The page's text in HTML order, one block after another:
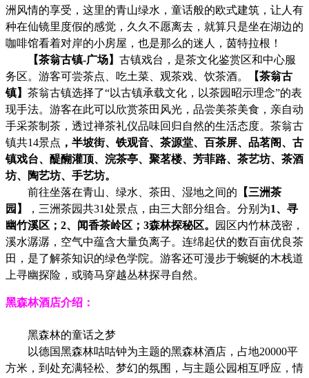
洲风情的享受，这里的青山绿水，童话般的欧式建筑，让人有
种在仙镜里度假的感觉，久久不愿离去，就算只是坐在湖边的
咖啡馆看着对岸的小房屋，也是那么的迷人，茵特拉根！
【茶翁古镇-广场】 古镇戏台 ， 是茶文化鉴赏区和中心服
务区。游客可尝茶点、吃土菜、观茶戏、饮茶酒。
【茶翁古
镇】 茶翁古镇选择了“以古镇承载文化，以茶园昭示理念”的表
现手法。游客在此可以欣赏茶田风光，品尝美茶美食，亲自动
手采茶制茶，透过禅茶礼仪品味回归自然的生活态度。茶翁古
镇共14景点 ，半坡街、铁观音、茶源堂、百茶屏、品茗阁、古
镇戏台、醍醐灌顶、浣茶亭、聚茗楼、芳菲路、茶艺坊、茶酒
坊、陶艺坊、手艺坊。
前往坐落在青山、绿水、茶田、湿地之间的 【三洲茶
园】
，三洲茶园共31处景点，由三大部分组合。分别为1、寻
幽竹溪区；2、闻香茶岭区；3森林探秘区。
园区内竹林茂密，
溪水潺潺，空气中蕴含大量负离子。连绵起伏的数百亩优良茶
田，是了解茶知识的绿色学院。游客还可漫步于蜿蜒的木栈道
上寻幽探险，或骑马穿越丛林探寻自然。
黑森林酒店介绍：
黑森林的童话之梦
以德国黑森林咕咕钟为主题的黑森林酒店，占地20000平
方米，到处充满轻松、梦幻的氛围，与主题公园相互呼应，情